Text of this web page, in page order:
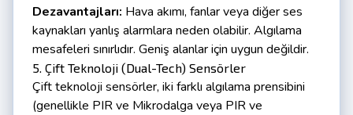
Dezavantajları: Hava akımı, fanlar veya diğer ses
kaynakları yanlış alarmlara neden olabilir. Algılama
mesafeleri sınırlıdır. Geniş alanlar için uygun değildir.
5. Çift Teknoloji (Dual-Tech) Sensörler
Çift teknoloji sensörler, iki farklı algılama prensibini
(genellikle PIR ve Mikrodalga veya PIR ve